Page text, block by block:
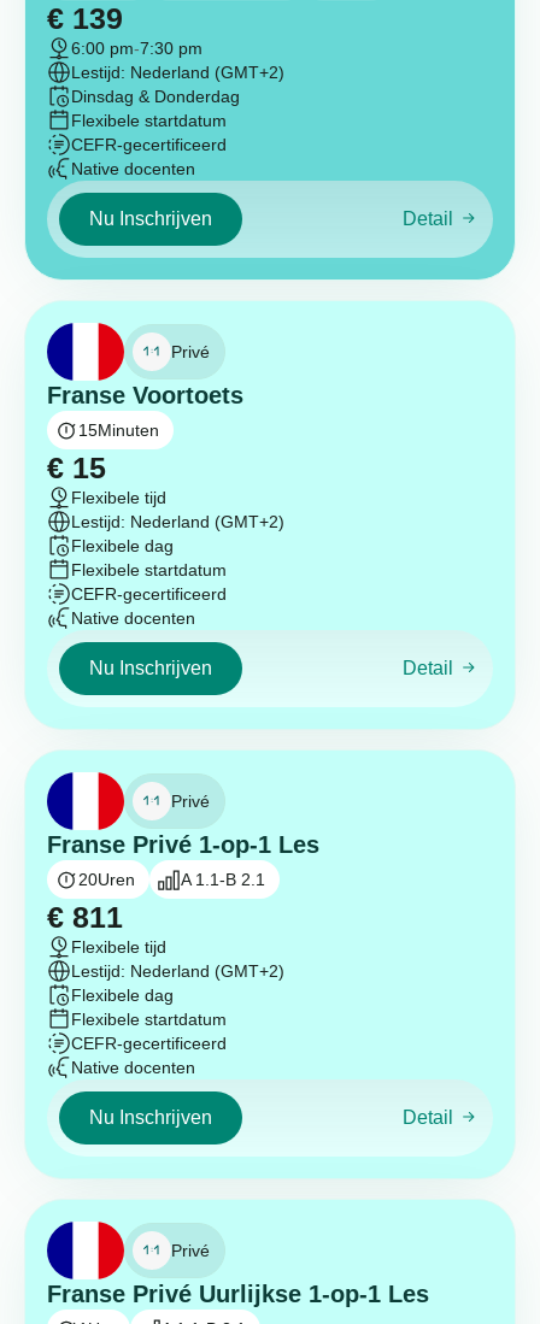
€ 139
6:00 pm-7:30 pm
Lestijd: Nederland (GMT+2)
Dinsdag & Donderdag
Flexibele startdatum
CEFR-gecertificeerd
Native docenten
Nu Inschrijven Detail
Privé
Franse Voortoets
15Minuten
€ 15
Flexibele tijd
Lestijd: Nederland (GMT+2)
Flexibele dag
Flexibele startdatum
CEFR-gecertificeerd
Native docenten
Nu Inschrijven Detail
Privé
Franse Privé 1-op-1 Les
20Uren A 1.1-B 2.1
€ 811
Flexibele tijd
Lestijd: Nederland (GMT+2)
Flexibele dag
Flexibele startdatum
CEFR-gecertificeerd
Native docenten
Nu Inschrijven Detail
Privé
Franse Privé Uurlijkse 1-op-1 Les